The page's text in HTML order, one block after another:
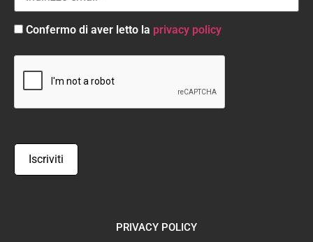
Confermo di aver letto la privacy policy
PRIVACY POLICY